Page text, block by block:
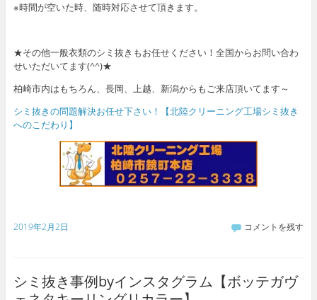
※時間が空いた時、随時対応させて頂きます。
★その他一般衣類のシミ抜きもお任せください！全国からお問い合わ
せいただいてます(^^)★
柏崎市内はもちろん、長岡、上越、新潟からもご来店頂いてます～
シミ抜きの問題解決お任せ下さい！【北陸クリーニング工場シミ抜き
へのこだわり】
2019年2月2日 コメントを残す
シミ抜き事例byインスタグラム【ボッテガヴ